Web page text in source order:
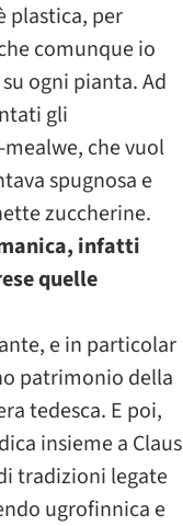
plastica, per
comunque io
ogni pianta. Ad
gli
che vuol
spugnosa e
zuccherine.
infatti
quelle
e in particolar
patrimonio della
tedesca. E poi,
insieme a Claus
tradizioni legate
ugrofinnica e